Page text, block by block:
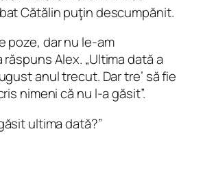
Cătălin puţin descumpănit.
poze, dar nu le-am
răspuns Alex. „Ultima dată a
anul trecut. Dar tre’ să fie
nimeni că nu l-a găsit”.
ultima dată?”